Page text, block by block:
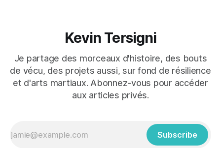
Kevin Tersigni
Je partage des morceaux d'histoire, des bouts
de vécu, des projets aussi, sur fond de résilience
et d'arts martiaux. Abonnez-vous pour accéder
aux articles privés.
Subscribe